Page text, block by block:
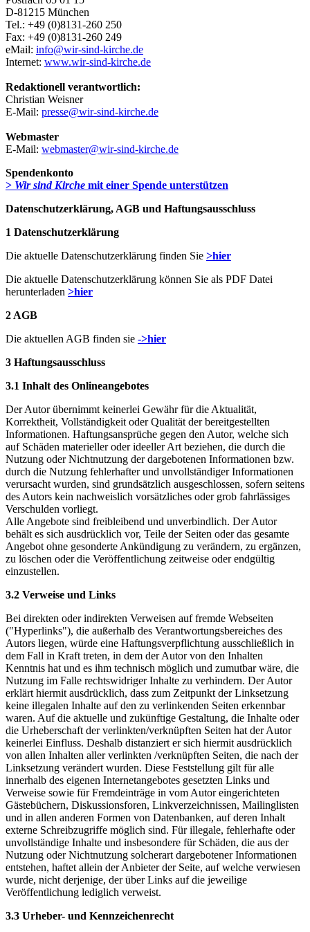
D-81215 München
Tel.: +49 (0)8131-260 250
Fax: +49 (0)8131-260 249
eMail: info@wir-sind-kirche.de
Internet: www.wir-sind-kirche.de
Redaktionell verantwortlich:
Christian Weisner
E-Mail: presse@wir-sind-kirche.de
Webmaster
E-Mail: webmaster@wir-sind-kirche.de
Spendenkonto
> Wir sind Kirche mit einer Spende unterstützen
Datenschutzerklärung, AGB und Haftungsausschluss
1 Datenschutzerklärung
Die aktuelle Datenschutzerklärung finden Sie >hier
Die aktuelle Datenschutzerklärung können Sie als PDF Datei
herunterladen >hier
2 AGB
Die aktuellen AGB finden sie ->hier
3 Haftungsausschluss
3.1 Inhalt des Onlineangebotes
Der Autor übernimmt keinerlei Gewähr für die Aktualität,
Korrektheit, Vollständigkeit oder Qualität der bereitgestellten
Informationen. Haftungsansprüche gegen den Autor, welche sich
auf Schäden materieller oder ideeller Art beziehen, die durch die
Nutzung oder Nichtnutzung der dargebotenen Informationen bzw.
durch die Nutzung fehlerhafter und unvollständiger Informationen
verursacht wurden, sind grundsätzlich ausgeschlossen, sofern seitens
des Autors kein nachweislich vorsätzliches oder grob fahrlässiges
Verschulden vorliegt.
Alle Angebote sind freibleibend und unverbindlich. Der Autor
behält es sich ausdrücklich vor, Teile der Seiten oder das gesamte
Angebot ohne gesonderte Ankündigung zu verändern, zu ergänzen,
zu löschen oder die Veröffentlichung zeitweise oder endgültig
einzustellen.
3.2 Verweise und Links
Bei direkten oder indirekten Verweisen auf fremde Webseiten
("Hyperlinks"), die außerhalb des Verantwortungsbereiches des
Autors liegen, würde eine Haftungsverpflichtung ausschließlich in
dem Fall in Kraft treten, in dem der Autor von den Inhalten
Kenntnis hat und es ihm technisch möglich und zumutbar wäre, die
Nutzung im Falle rechtswidriger Inhalte zu verhindern. Der Autor
erklärt hiermit ausdrücklich, dass zum Zeitpunkt der Linksetzung
keine illegalen Inhalte auf den zu verlinkenden Seiten erkennbar
waren. Auf die aktuelle und zukünftige Gestaltung, die Inhalte oder
die Urheberschaft der verlinkten/verknüpften Seiten hat der Autor
keinerlei Einfluss. Deshalb distanziert er sich hiermit ausdrücklich
von allen Inhalten aller verlinkten /verknüpften Seiten, die nach der
Linksetzung verändert wurden. Diese Feststellung gilt für alle
innerhalb des eigenen Internetangebotes gesetzten Links und
Verweise sowie für Fremdeinträge in vom Autor eingerichteten
Gästebüchern, Diskussionsforen, Linkverzeichnissen, Mailinglisten
und in allen anderen Formen von Datenbanken, auf deren Inhalt
externe Schreibzugriffe möglich sind. Für illegale, fehlerhafte oder
unvollständige Inhalte und insbesondere für Schäden, die aus der
Nutzung oder Nichtnutzung solcherart dargebotener Informationen
entstehen, haftet allein der Anbieter der Seite, auf welche verwiesen
wurde, nicht derjenige, der über Links auf die jeweilige
Veröffentlichung lediglich verweist.
3.3 Urheber- und Kennzeichenrecht